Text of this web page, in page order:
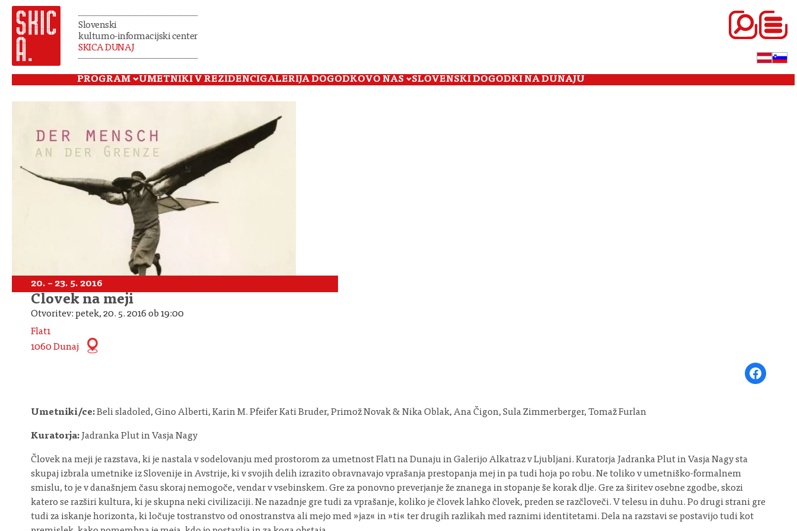
Slovenski
kulturno-informacijski center
SKICA DUNAJ
PROGRAM UMETNIKI V REZIDENCIGALERIJA DOGODKOVO NAS SLOVENSKI DOGODKI NA DUNAJU
20. – 23. 5. 2016
Človek na meji
Otvoritev: petek, 20. 5. 2016 ob 19:00
Flat1
1060 Dunaj
Share on
Umetniki/ce:Beli sladoled, Gino Alberti, Karin M. Pfeifer Kati Bruder, Primož Novak & Nika Oblak, Ana Čigon, Sula Zimmerberger, Tomaž Furlan
Kuratorja: Jadranka Plut in Vasja Nagy
Človek na meji je razstava, ki je nastala v sodelovanju med prostorom za umetnost Flat1 na Dunaju in Galerijo Alkatraz v Ljubljani. Kuratorja Jadranka Plut in Vasja Nagy sta
skupaj izbrala umetnike iz Slovenije in Avstrije, ki v svojih delih izrazito obravnavajo vprašanja prestopanja mej in pa tudi hoja po robu. Ne toliko v umetniško-formalnem
smislu, to je v današnjem času skoraj nemogoče, vendar v vsebinskem. Gre za ponovno preverjanje že znanega in stopanje še korak dlje. Gre za širitev osebne zgodbe, skozi
katero se razširi kultura, ki je skupna neki civilizaciji. Ne nazadnje gre tudi za vprašanje, koliko je človek lahko človek, preden se razčloveči. V telesu in duhu. Po drugi strani gre
tudi za iskanje horizonta, ki ločuje tostranstvo od onostranstva ali mejo med »jaz« in »ti« ter drugih razlikah med raznimi identitetami. Dela na razstavi se postavijo tudi kot